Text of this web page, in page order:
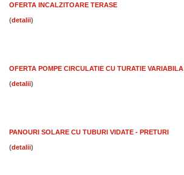
OFERTA INCALZITOARE TERASE
( )
OFERTA POMPE CIRCULATIE CU TURATIE VARIABILA
( )
PANOURI SOLARE CU TUBURI VIDATE - PRETURI
( )